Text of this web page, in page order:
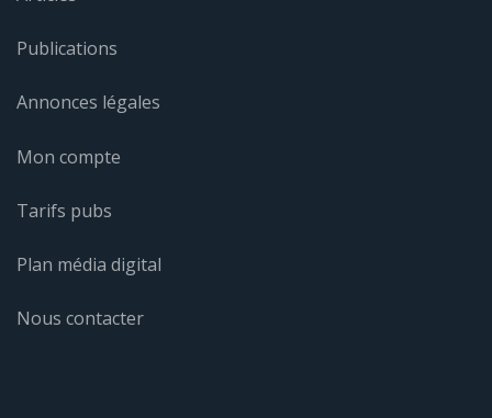
Publications
Annonces légales
Mon compte
Tarifs pubs
Plan média digital
Nous contacter